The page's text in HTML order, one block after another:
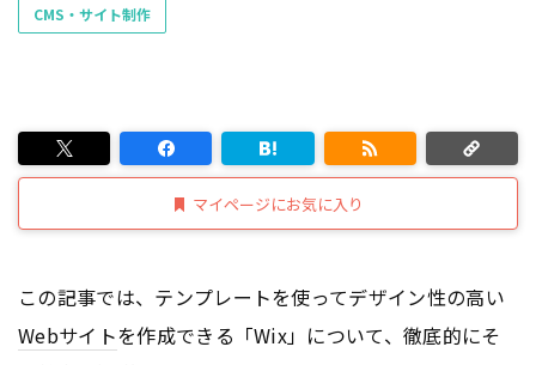
CMS・サイト制作
マイページにお気に入り
この記事では、テンプレートを使ってデザイン性の高い
Webサイトを作成できる「Wix」について、徹底的にそ